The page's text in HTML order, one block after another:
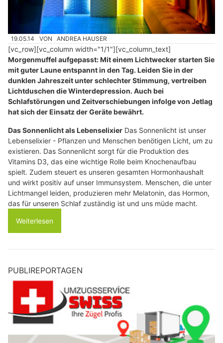
19.05.14 VON ANDREA HAUSER
[vc_row][vc_column width="1/1"][vc_column_text]
Morgenmuffel aufgepasst: Mit einem Lichtwecker starten Sie
mit guter Laune entspannt in den Tag. Leiden Sie in der
dunklen Jahreszeit unter schlechter Stimmung, vertreiben
Lichtduschen die Winterdepression. Auch bei
Schlafstörungen und Zeitverschiebungen infolge von Jetlag
hat sich der Einsatz der Geräte bewährt.
Das Sonnenlicht als Lebenselixier Das Sonnenlicht ist unser
Lebenselixier - Pflanzen und Menschen benötigen Licht, um zu
existieren. Das Sonnenlicht sorgt für die Produktion des
Vitamins D3, das eine wichtige Rolle beim Knochenaufbau
spielt. Zudem steuert es unseren gesamten Hormonhaushalt
und wirkt positiv auf unser Immunsystem. Menschen, die unter
Lichtmangel leiden, produzieren mehr Melatonin, das Hormon,
das für unseren Schlaf zuständig ist und uns müde macht.
Weiterlesen
PUBLIREPORTAGEN